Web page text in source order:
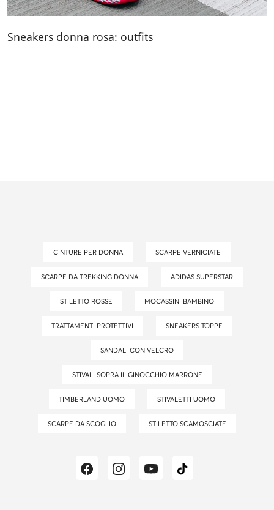
Sneakers donna rosa: outfits
CINTURE PER DONNA SCARPE VERNICIATE
SCARPE DA TREKKING DONNA ADIDAS SUPERSTAR
STILETTO ROSSE MOCASSINI BAMBINO
TRATTAMENTI PROTETTIVI SNEAKERS TOPPE
SANDALI CON VELCRO
STIVALI SOPRA IL GINOCCHIO MARRONE
TIMBERLAND UOMO STIVALETTI UOMO
SCARPE DA SCOGLIO STILETTO SCAMOSCIATE